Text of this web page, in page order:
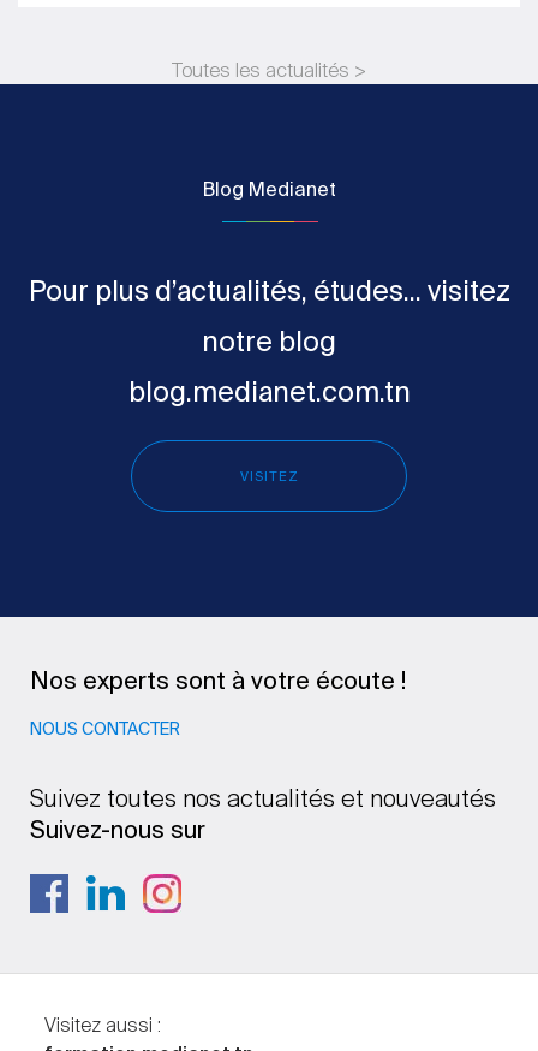
Toutes les actualités >
Blog Medianet
Pour plus d’actualités, études... visitez
notre blog
blog.medianet.com.tn
VISITEZ
Nos experts sont à votre écoute !
NOUS CONTACTER
Suivez toutes nos actualités et nouveautés
Suivez-nous sur
Visitez aussi :